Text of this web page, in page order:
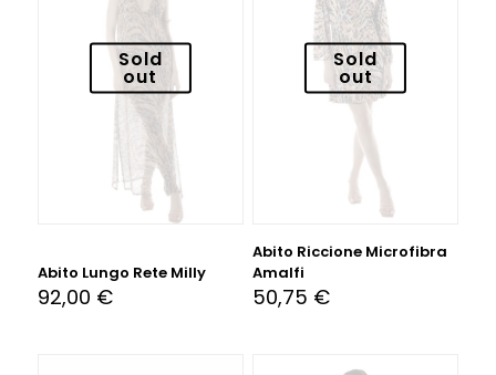
Sold
out
Abito Lungo Rete Milly
92,00 €
Sold
out
Abito Riccione Microfibra
Amalfi
50,75 €